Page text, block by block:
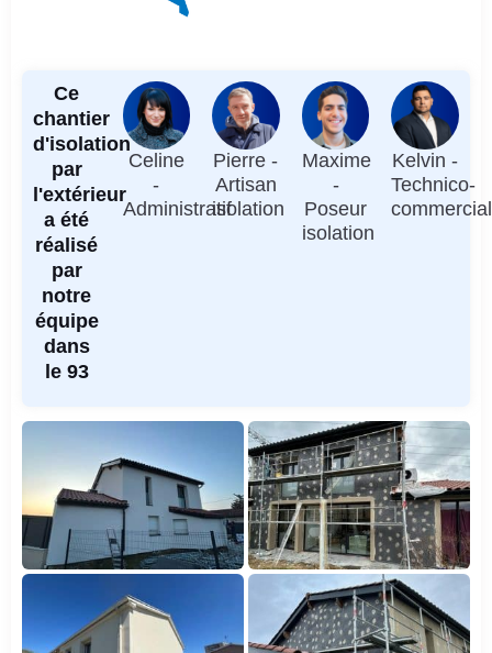
Ce
chantier
d'isolation
par
l'extérieur
a été
réalisé
par
notre
équipe
dans
le 93
Celine
-
Administratif
Pierre -
Artisan
isolation
Maxime
-
Poseur
isolation
Kelvin -
Technico-
commercial